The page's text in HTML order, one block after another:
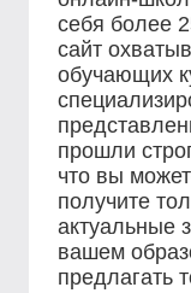
себя более
сайт
обучающих
прошли
что вы
получите
актуальные
вашем
предлагать